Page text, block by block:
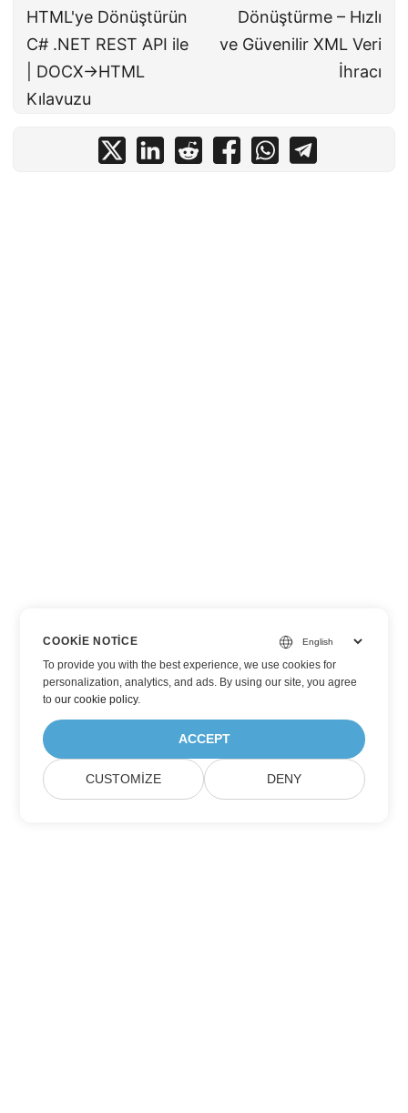
HTML'ye Dönüştürün
C# .NET REST API ile
| DOCX→HTML
Kılavuzu
Dönüştürme – Hızlı
ve Güvenilir XML Veri
İhracı
COOKIE NOTICE
To provide you with the best experience, we use cookies for
personalization, analytics, and ads. By using our site, you agree
toour cookie policy.
ACCEPT
CUSTOMIZE DENY